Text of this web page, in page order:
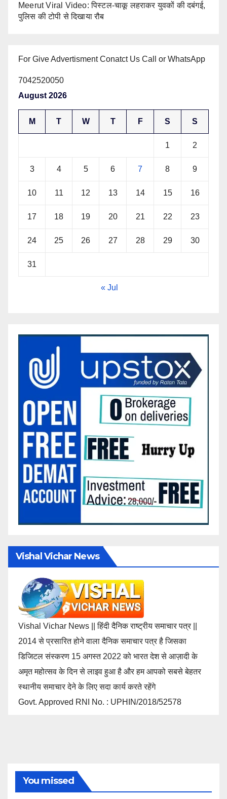
Meerut Viral Video: पिस्टल-चाकू लहराकर युवकों की दबंगई,
पुलिस की टोपी से दिखाया रौब
For Give Advertisment Conatct Us Call or WhatsApp
7042520050
August 2026
M T W T F S S
1 2
3 4 5 6 7 8 9
10 11 12 13 14 15 16
17 18 19 20 21 22 23
24 25 26 27 28 29 30
31
« Jul
Vishal Vichar News
Vishal Vichar News || हिंदी दैनिक राष्ट्रीय समाचार पत्र ||
2014 से प्रसारित होने वाला दैनिक समाचार पत्र है जिसका
डिजिटल संस्करण 15 अगस्त 2022 को भारत देश से आज़ादी के
अमृत महोत्सव के दिन से लाइव हुआ है और हम आपको सबसे बेहतर
स्थानीय समाचार देने के लिए सदा कार्य करते रहेंगे
Govt. Approved RNI No. : UPHIN/2018/52578
You missed